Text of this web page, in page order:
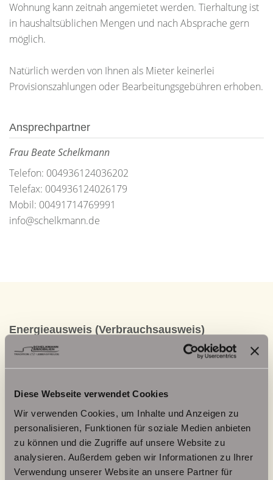
Diese Webseite verwendet Cookies
Wir verwenden Cookies, um Inhalte und Anzeigen zu
personalisieren, Funktionen für soziale Medien anbieten
zu können und die Zugriffe auf unsere Website zu
analysieren. Außerdem geben wir Informationen zu Ihrer
Verwendung unserer Website an unsere Partner für
Wohnung kann zeitnah angemietet werden. Tierhaltung ist
in haushaltsüblichen Mengen und nach Absprache gern
möglich.
Natürlich werden von Ihnen als Mieter keinerlei
Provisionszahlungen oder Bearbeitungsgebühren erhoben.
Ansprechpartner
Frau Beate Schelkmann
Telefon: 004936124036202
Telefax: 004936124026179
Mobil: 00491714769991
info@schelkmann.de
Energieausweis (Verbrauchsausweis)
154,40 kWh / (m²*a)
Energieverbrauchskennwert
Weitere Informationen